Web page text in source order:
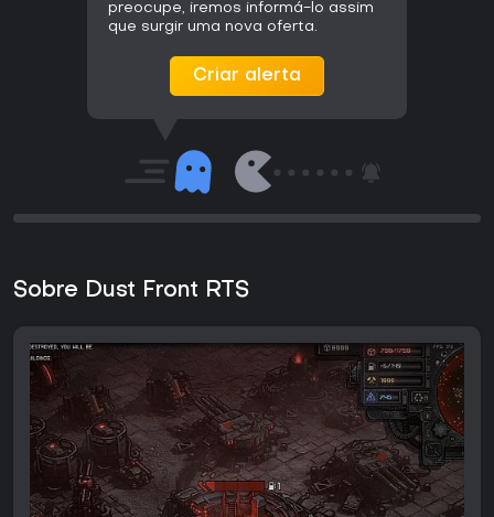
preocupe, iremos informá-lo assim
que surgir uma nova oferta.
Criar alerta
Sobre Dust Front RTS